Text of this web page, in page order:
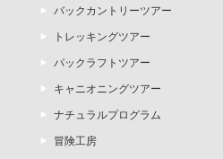
バックカントリーツアー
トレッキングツアー
パックラフトツアー
キャニオニングツアー
ナチュラルプログラム
冒険工房